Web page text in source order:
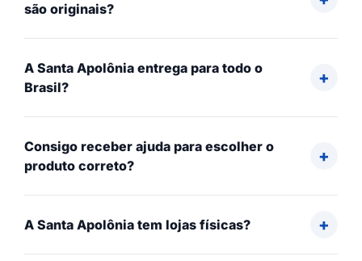
são originais?
A Santa Apolônia entrega para todo o
Brasil?
Consigo receber ajuda para escolher o
produto correto?
A Santa Apolônia tem lojas físicas?